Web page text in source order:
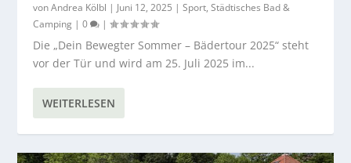
vonAndrea Kölbl | Juni 12, 2025 |Sport,Städtisches Bad &
Camping |0 |
Die „Dein Bewegter Sommer – Bädertour 2025“ steht
vor der Tür und wird am 25. Juli 2025 im...
WEITERLESEN